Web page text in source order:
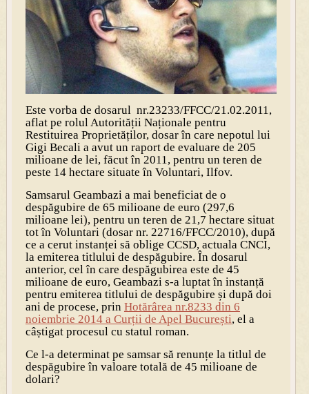
Este vorba de dosarul nr.23233/FFCC/21.02.2011,
aflat pe rolul Autorității Naționale pentru
Restituirea Proprietăților, dosar în care nepotul lui
Gigi Becali a avut un raport de evaluare de 205
milioane de lei, făcut în 2011, pentru un teren de
peste 14 hectare situate în Voluntari, Ilfov.
Samsarul Geambazi a mai beneficiat de o
despăgubire de 65 milioane de euro (297,6
milioane lei), pentru un teren de 21,7 hectare situat
tot în Voluntari (dosar nr. 22716/FFCC/2010), după
ce a cerut instanței să oblige CCSD, actuala CNCI,
la emiterea titlului de despăgubire. În dosarul
anterior, cel în care despăgubirea este de 45
milioane de euro, Geambazi s-a luptat în instanță
pentru emiterea titlului de despăgubire și după doi
ani de procese, prin Hotărârea nr.8233 din 6
noiembrie 2014 a Curții de Apel București, el a
câștigat procesul cu statul roman.
Ce l-a determinat pe samsar să renunțe la titlul de
despăgubire în valoare totală de 45 milioane de
dolari?